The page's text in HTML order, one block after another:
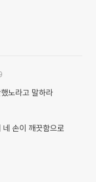
노라고 말하라
손이 깨끗함으로